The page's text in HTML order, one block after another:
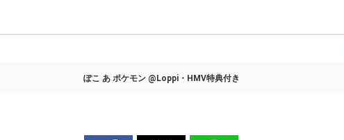
ぽこ あ ポケモン @Loppi・HMV特典付き